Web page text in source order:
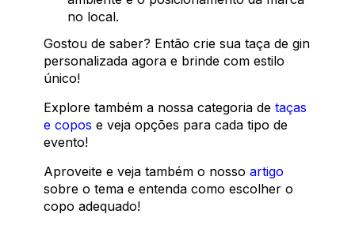
no local.
Gostou de saber? Então crie sua taça de gin
personalizada agora e brinde com estilo
único!
Explore também a nossa categoria de taças
e copos e veja opções para cada tipo de
evento!
Aproveite e veja também o nosso artigo
sobre o tema e entenda como escolher o
copo adequado!